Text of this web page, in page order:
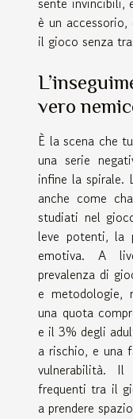
è un
il gioco senza
vero
È la scena che
una serie
infine la spirale.
anche come
studiati nel
leve potenti, la
emotiva. A
prevalenza di
e metodologie,
una quota
e il 3% degli
a rischio, e una
vulnerabilità.
frequenti tra il
a prendere